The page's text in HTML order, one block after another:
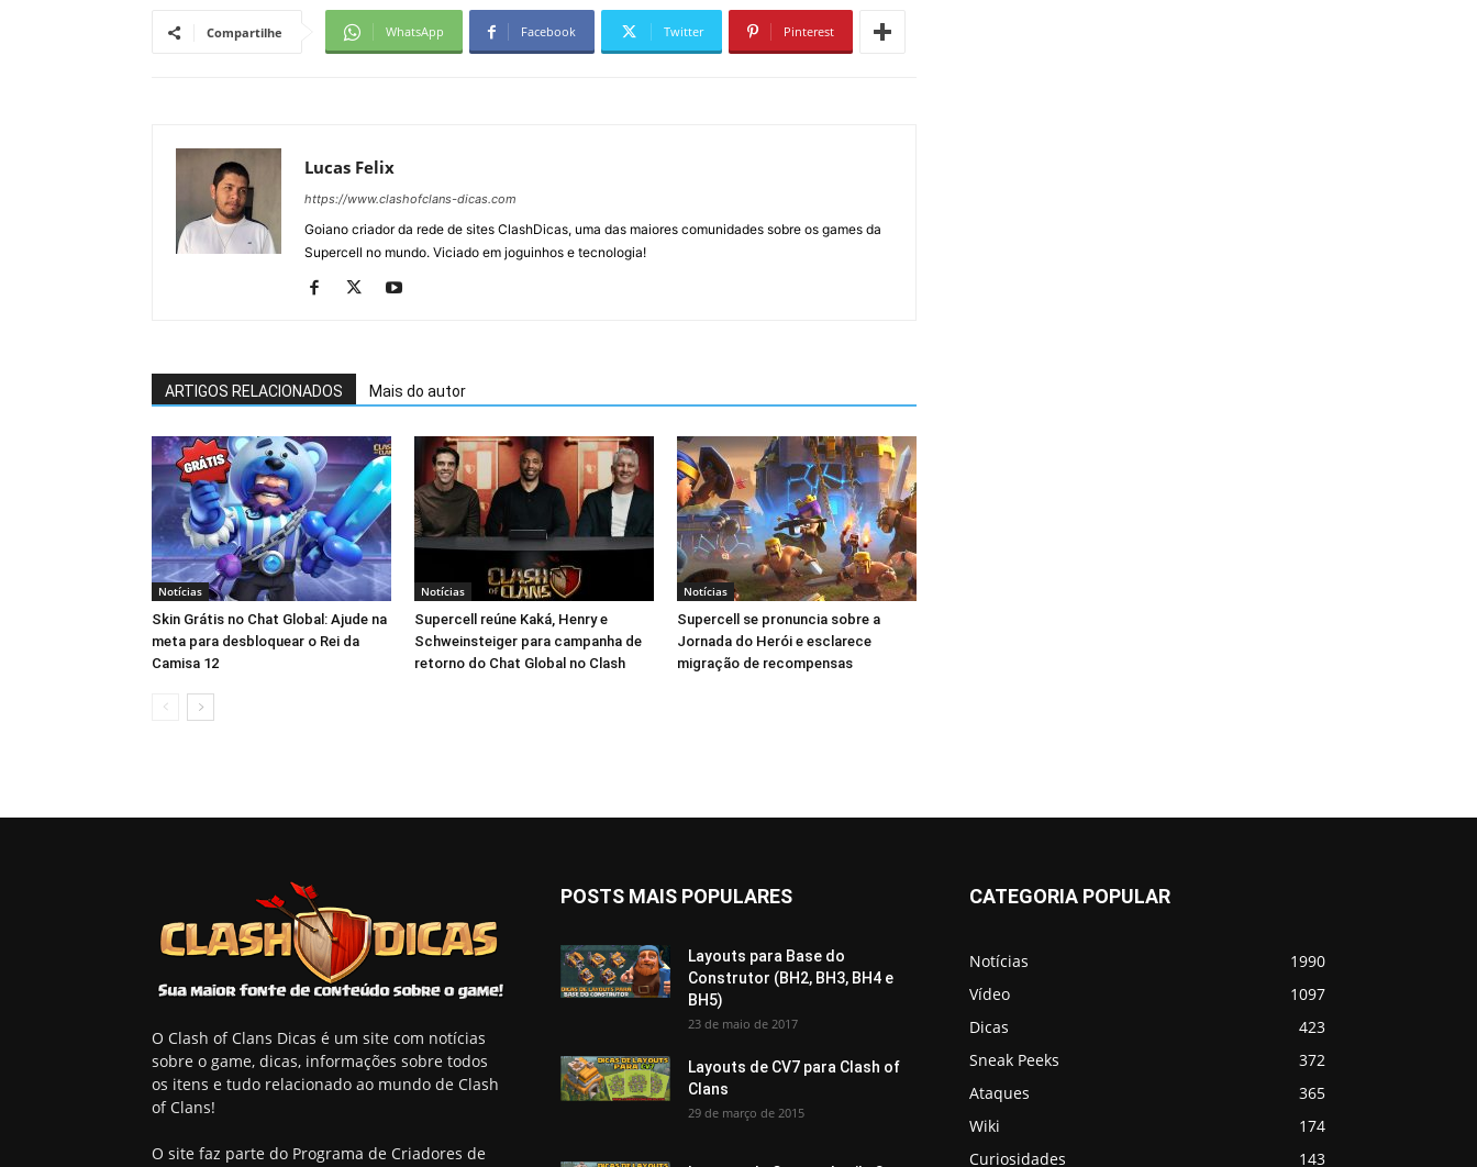
Compartilhe WhatsApp Facebook Twitter Pinterest
Lucas Felix
https://www.clashofclans-dicas.com
Goiano criador da rede de sites ClashDicas, uma das maiores comunidades sobre os games da
Supercell no mundo. Viciado em joguinhos e tecnologia!
ARTIGOS RELACIONADOS Mais do autor
Notícias
Skin Grátis no Chat Global: Ajude na
meta para desbloquear o Rei da
Camisa 12
Notícias
Supercell reúne Kaká, Henry e
Schweinsteiger para campanha de
retorno do Chat Global no Clash
Notícias
Supercell se pronuncia sobre a
Jornada do Herói e esclarece
migração de recompensas
O Clash of Clans Dicas é um site com notícias
sobre o game, dicas, informações sobre todos
os itens e tudo relacionado ao mundo de Clash
of Clans!
O site faz parte do Programa de Criadores de
POSTS MAIS POPULARES
Layouts para Base do
Construtor (BH2, BH3, BH4 e
BH5)
23 de maio de 2017
Layouts de CV7 para Clash of
Clans
29 de março de 2015
CATEGORIA POPULAR
Notícias
1990
Vídeo
1097
Dicas
423
Sneak Peeks
372
Ataques
365
Wiki
174
Curiosidades
143